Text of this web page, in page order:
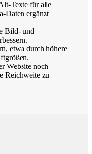
Texte für alle
Daten ergänzt
Bild- und
etwa durch höhere
Website noch
Reichweite zu